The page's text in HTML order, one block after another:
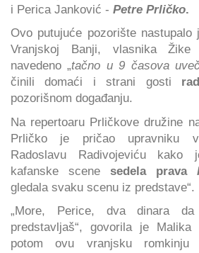
i Perica Janković - Petre Prličko.
Ovo putujuće pozorište nastupalo
Vranjskoj Banji, vlasnika
navedeno „tačno u 9 časova
činili domaći i strani gosti
pozorišnom događanju.
Na repertoaru Prličkove družine
Prličko je pričao upravniku
Radoslavu Radivojeviću
kafanske scene sedela prava
gledala svaku scenu iz predstave“.
„More, Perice, dva dinara
predstavljaš“, govorila je
potom ovu vranjsku romkinju